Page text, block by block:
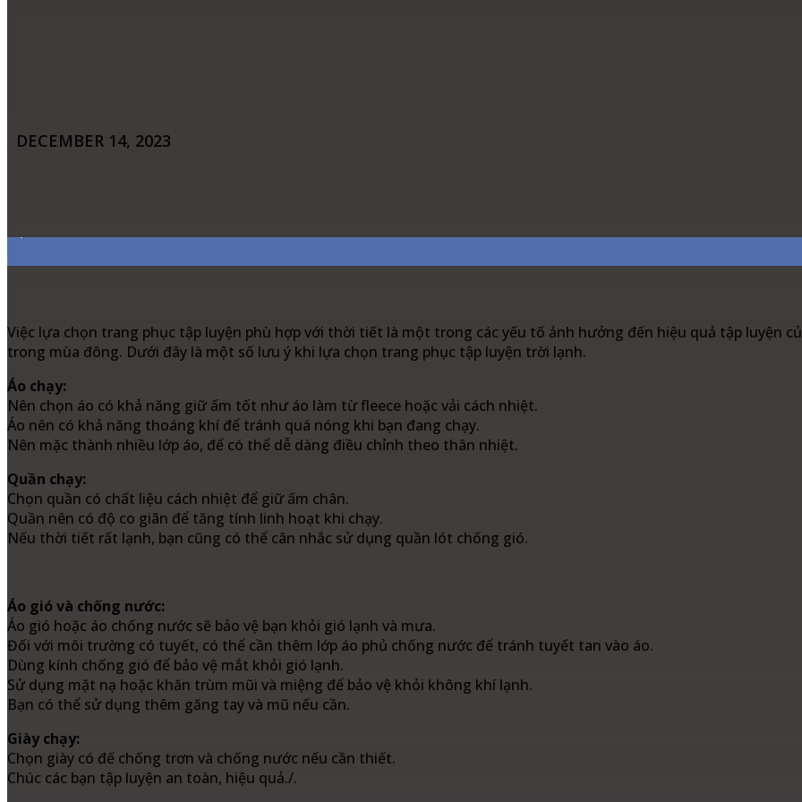
DECEMBER 14, 2023
Việc lựa chọn trang phục tập luyện phù hợp với thời tiết là một trong các yếu tố ảnh hưởng đến hiệu quả tập luyện
trong mùa đông. Dưới đây là một số lưu ý khi lựa chọn trang phục tập luyện trời lạnh.
Áo chạy:
Nên chọn áo có khả năng giữ ấm tốt như áo làm từ fleece hoặc vải cách nhiệt.
Áo nên có khả năng thoáng khí để tránh quá nóng khi bạn đang chạy.
Nên mặc thành nhiều lớp áo, để có thể dễ dàng điều chỉnh theo thân nhiệt.
Quần chạy:
Chọn quần có chất liệu cách nhiệt để giữ ấm chân.
Quần nên có độ co giãn để tăng tính linh hoạt khi chạy.
Nếu thời tiết rất lạnh, bạn cũng có thể cân nhắc sử dụng quần lót chống gió.
Áo gió và chống nước:
Áo gió hoặc áo chống nước sẽ bảo vệ bạn khỏi gió lạnh và mưa.
Đối với môi trường có tuyết, có thể cần thêm lớp áo phủ chống nước để tránh tuyết tan vào áo.
Dùng kính chống gió để bảo vệ mắt khỏi gió lạnh.
Sử dụng mặt nạ hoặc khăn trùm mũi và miệng để bảo vệ khỏi không khí lạnh.
Bạn có thể sử dụng thêm găng tay và mũ nếu cần.
Giày chạy:
Chọn giày có đế chống trơn và chống nước nếu cần thiết.
Chúc các bạn tập luyện an toàn, hiệu quả./.